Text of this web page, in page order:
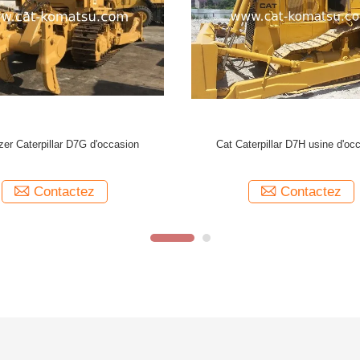
Bulldozer CAT D5M d'occasion Caterpillar
Contactez
Bulldozer Caterpillar